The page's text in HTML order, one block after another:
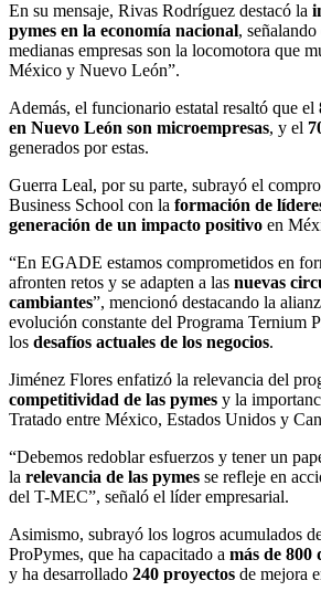
En su mensaje, Rivas Rodríguez destacó la
pymes en la economía nacional,
medianas empresas son la locomotora que
México y Nuevo León”.
Además, el funcionario estatal resaltó que el
en Nuevo León son microempresas, y el
generados por estas.
Guerra Leal, por su parte, subrayó el
Business School con la formación de
generación de un impacto positivo en
“En EGADE estamos comprometidos en
afronten retos y se adapten a las nuevas
cambiantes”, mencionó destacando la
evolución constante del Programa Ternium
los desafíos actuales de los negocios.
Jiménez Flores enfatizó la relevancia del
competitividad de las pymes y la
Tratado entre México, Estados Unidos y
“Debemos redoblar esfuerzos y tener un
la relevancia de las pymes se refleje en
del T-MEC”, señaló el líder empresarial.
Asimismo, subrayó los logros acumulados
ProPymes, que ha capacitado a más de 800
y ha desarrollado 240 proyectos de mejora